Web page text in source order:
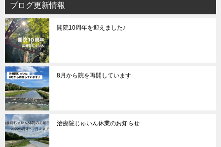
ブログ更新情報
開院10周年を迎えました♪
8月から院を再開しています
治療院じゅいん休業のお知らせ